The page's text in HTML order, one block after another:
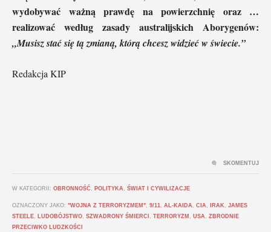
wydobywać ważną prawdę na powierzchnię oraz …
realizować według zasady australijskich Aborygenów:
„Musisz stać się tą zmianą, którą chcesz widzieć w świecie.”
Redakcja KIP
W KATEGORII: OBRONNOŚĆ , POLITYKA , ŚWIAT I CYWILIZACJE
OZNACZONY JAKO: "WOJNA Z TERRORYZMEM", 9/11, AL-KAIDA , CIA , IRAK , JAMES
STEELE, LUDOBÓJSTWO, SZWADRONY ŚMIERCI , TERRORYZM , USA , ZBRODNIE
PRZECIWKO LUDZKOŚCI
SKOMENTUJ